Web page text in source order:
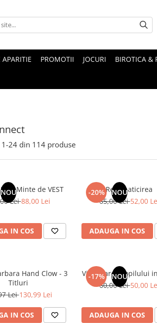
PROMOTII JOCURI BIROTICA &
1-24 din 114 produse
NOUMinte de VEST
Lei88,00 Lei
IN COS
-20% NOU
Resalbaticirea
65,00 Lei52,00
ADAUGA IN COS
Hand Clow - 3
Titluri
Lei130,99 Lei
IN COS
-17% NOU
Vindecarea copilului
60,00 Lei50,00
ADAUGA IN COS